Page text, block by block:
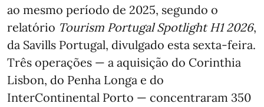
ao mesmo período de 2025, segundo o
relatório Tourism Portugal Spotlight H1 2026,
da Savills Portugal, divulgado esta sexta-feira.
Três operações — a aquisição do Corinthia
Lisbon, do Penha Longa e do
InterContinental Porto — concentraram 350